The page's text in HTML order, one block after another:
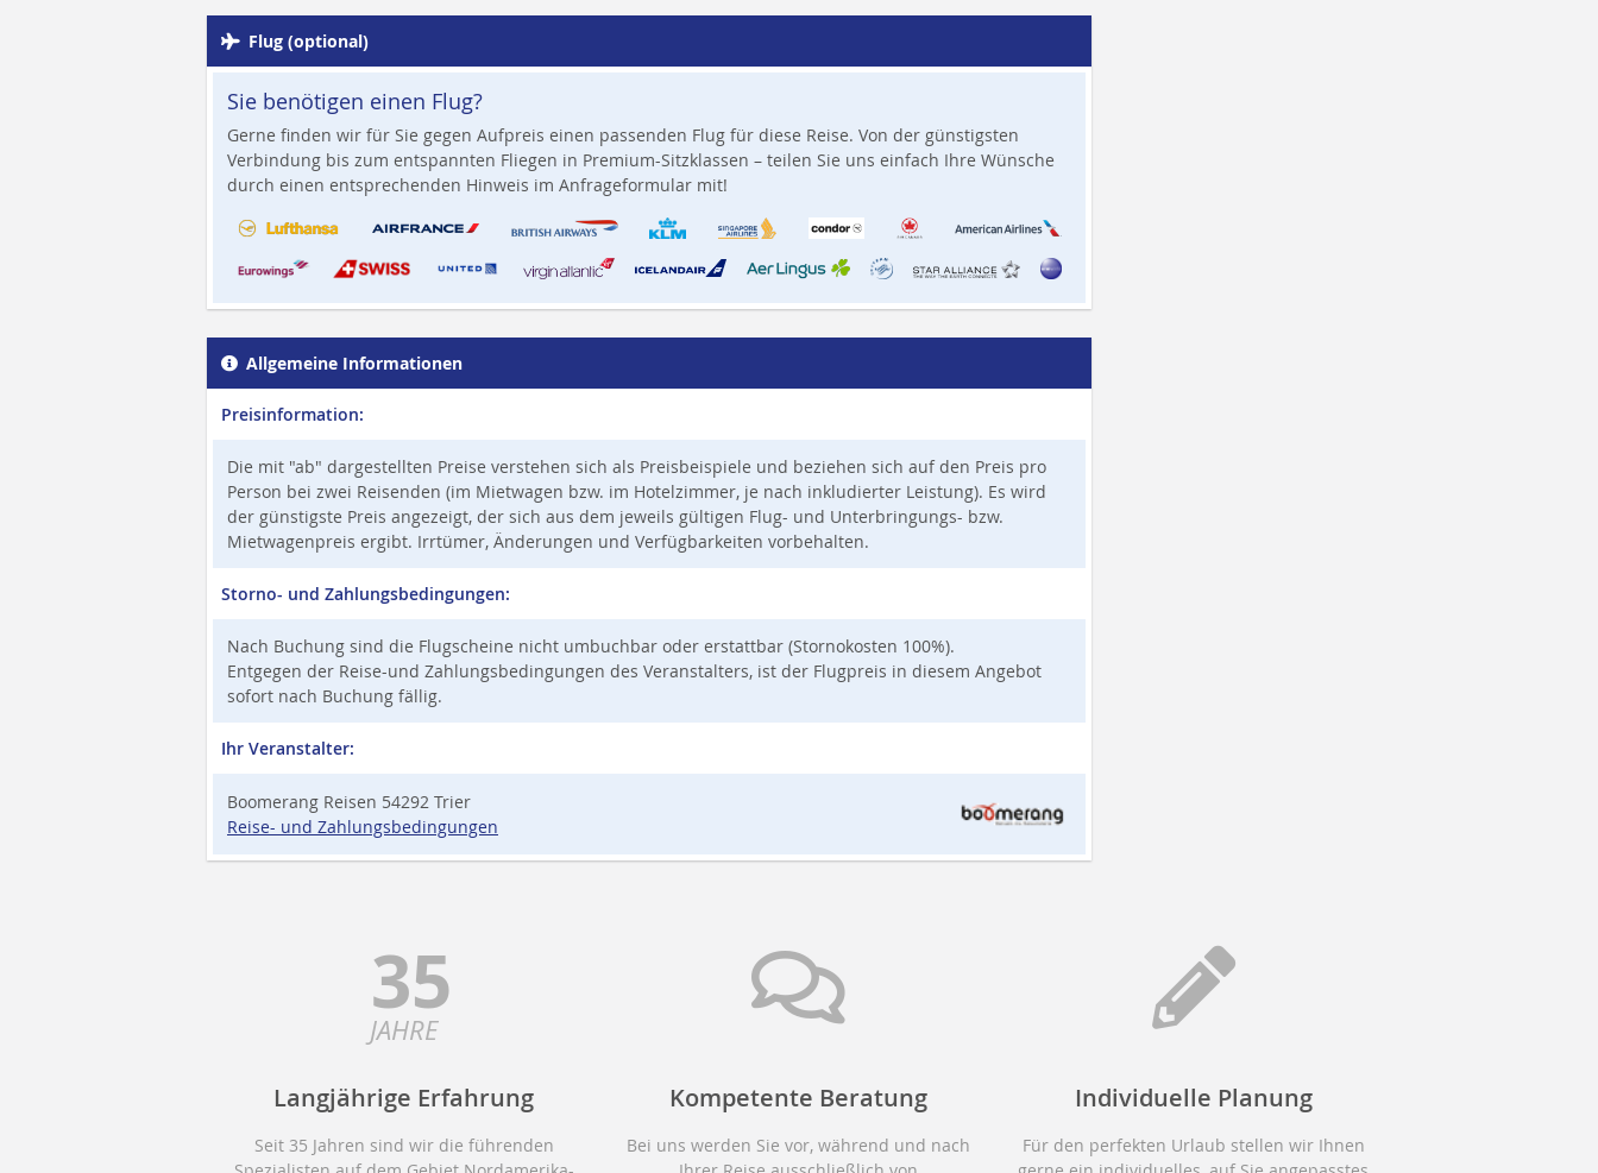
Flug (optional)
Sie benötigen einen Flug?
Gerne finden wir für Sie gegen Aufpreis einen passenden Flug für diese Reise. Von der günstigsten
Verbindung bis zum entspannten Fliegen in Premium-Sitzklassen – teilen Sie uns einfach Ihre Wünsche
durch einen entsprechenden Hinweis im Anfrageformular mit!
Allgemeine Informationen
Preisinformation:
Die mit "ab" dargestellten Preise verstehen sich als Preisbeispiele und beziehen sich auf den Preis pro
Person bei zwei Reisenden (im Mietwagen bzw. im Hotelzimmer, je nach inkludierter Leistung). Es wird
der günstigste Preis angezeigt, der sich aus dem jeweils gültigen Flug- und Unterbringungs- bzw.
Mietwagenpreis ergibt. Irrtümer, Änderungen und Verfügbarkeiten vorbehalten.
Storno- und Zahlungsbedingungen:
Nach Buchung sind die Flugscheine nicht umbuchbar oder erstattbar (Stornokosten 100%).
Entgegen der Reise-und Zahlungsbedingungen des Veranstalters, ist der Flugpreis in diesem Angebot
sofort nach Buchung fällig.
Ihr Veranstalter:
Boomerang Reisen 54292 Trier
Reise- und Zahlungsbedingungen
35
JAHRE
Langjährige Erfahrung
Seit 35 Jahren sind wir die führenden
Kompetente Beratung
Bei uns werden Sie vor, während und nach
Individuelle Planung
Für den perfekten Urlaub stellen wir Ihnen